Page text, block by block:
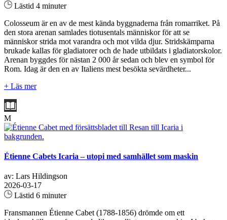
Lästid 4 minuter
Colosseum är en av de mest kända byggnaderna från romarriket. På
den stora arenan samlades tiotusentals människor för att se
människor strida mot varandra och mot vilda djur. Stridskämparna
brukade kallas för gladiatorer och de hade utbildats i gladiatorskolor.
Arenan byggdes för nästan 2 000 år sedan och blev en symbol för
Rom. Idag är den en av Italiens mest besökta sevärdheter...
+ Läs mer
M
Étienne Cabets Icaria – utopi med samhället som maskin
av: Lars Hildingson
2026-03-17
Lästid 6 minuter
Fransmannen Étienne Cabet (1788-1856) drömde om ett